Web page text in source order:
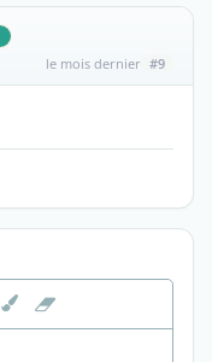
le mois dernier #9